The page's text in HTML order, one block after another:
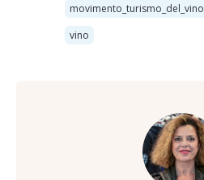
movimento_turismo_del_vino
vino